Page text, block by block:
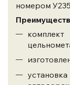
номером